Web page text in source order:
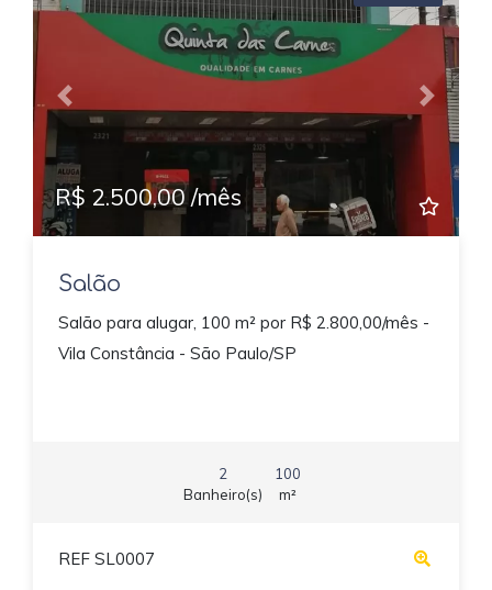
Previous Next
R$ 2.500,00 /mês
Salão
Salão para alugar, 100 m² por R$ 2.800,00/mês -
Vila Constância - São Paulo/SP
2
Banheiro(s)
100
m²
REF SL0007